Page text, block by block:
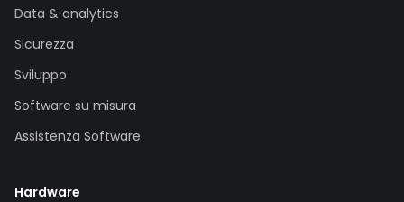
Data & analytics
Sicurezza
Sviluppo
Software su misura
Assistenza Software
Hardware